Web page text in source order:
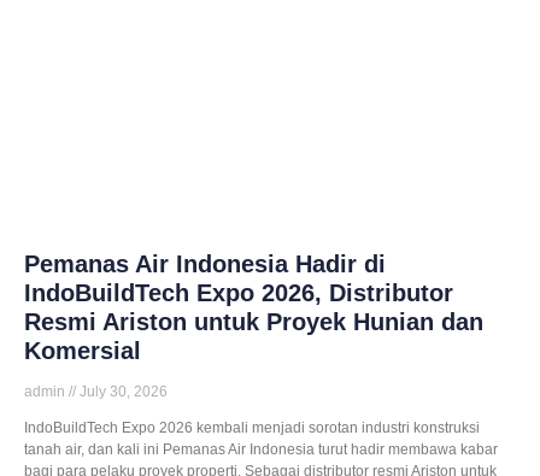
Pemanas Air Indonesia Hadir di
IndoBuildTech Expo 2026, Distributor
Resmi Ariston untuk Proyek Hunian dan
Komersial
admin July 30, 2026
IndoBuildTech Expo 2026 kembali menjadi sorotan industri konstruksi
tanah air, dan kali ini Pemanas Air Indonesia turut hadir membawa kabar
bagi para pelaku proyek properti. Sebagai distributor resmi Ariston untuk